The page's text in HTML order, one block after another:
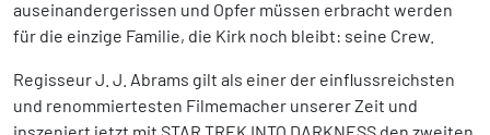
auseinandergerissen und Opfer müssen erbracht werden
für die einzige Familie, die Kirk noch bleibt: seine Crew.
Regisseur J. J. Abrams gilt als einer der einflussreichsten
und renommiertesten Filmemacher unserer Zeit und